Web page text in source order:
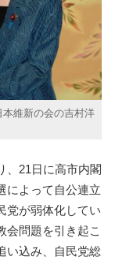
維新の会の吉村洋
21日に高市内閣
によって自公連立
党が弱体化してい
会問題を引き起こ
い込み、自民党総